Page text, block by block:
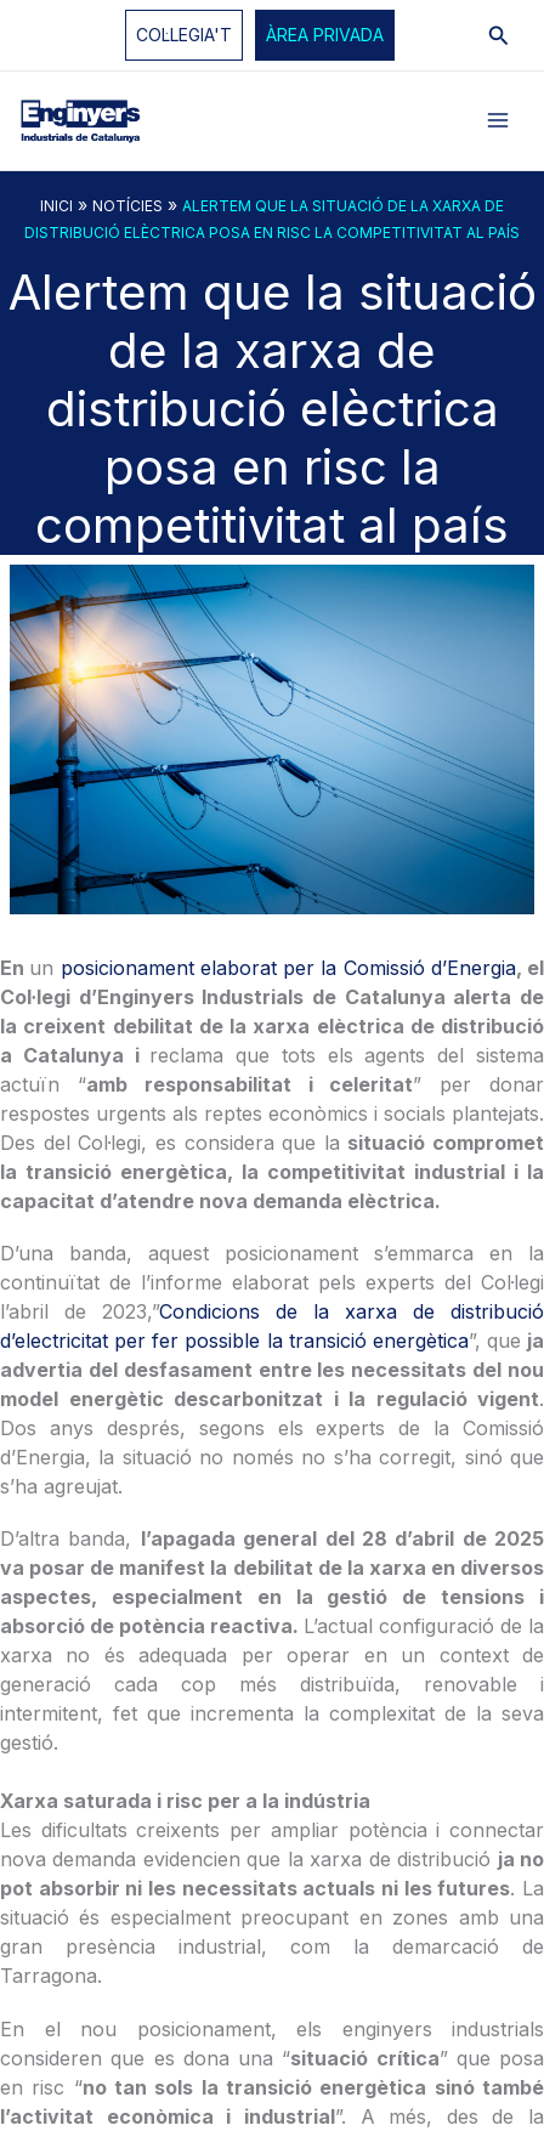
COL·LEGIA'T ÀREA PRIVADA
INICI » NOTÍCIES » ALERTEM QUE LA SITUACIÓ DE LA XARXA DE
DISTRIBUCIÓ ELÈCTRICA POSA EN RISC LA COMPETITIVITAT AL PAÍS
Alertem que la situació
de la xarxa de
distribució elèctrica
posa en risc la
competitivitat al país
En un posicionament elaborat per la Comissió d’Energia, el
Col·legi d’Enginyers Industrials de Catalunya alerta de
la creixent debilitat de la xarxa elèctrica de distribució
a Catalunya i reclama que tots els agents del sistema
actuïn “amb responsabilitat i celeritat” per donar
respostes urgents als reptes econòmics i socials plantejats.
Des del Col·legi, es considera que la situació compromet
la transició energètica, la competitivitat industrial i la
capacitat d’atendre nova demanda elèctrica.
D’una banda, aquest posicionament s’emmarca en la
continuïtat de l’informe elaborat pels experts del Col·legi
l’abril de 2023,”Condicions de la xarxa de distribució
d’electricitat per fer possible la transició energètica”, que ja
advertia del desfasament entre les necessitats del nou
model energètic descarbonitzat i la regulació vigent.
Dos anys després, segons els experts de la Comissió
d’Energia, la situació no només no s’ha corregit, sinó que
s’ha agreujat.
D’altra banda, l’apagada general del 28 d’abril de 2025
va posar de manifest la debilitat de la xarxa en diversos
aspectes, especialment en la gestió de tensions i
absorció de potència reactiva. L’actual configuració de la
xarxa no és adequada per operar en un context de
generació cada cop més distribuïda, renovable i
intermitent, fet que incrementa la complexitat de la seva
gestió.
Xarxa saturada i risc per a la indústria
Les dificultats creixents per ampliar potència i connectar
nova demanda evidencien que la xarxa de distribució ja no
pot absorbir ni les necessitats actuals ni les futures. La
situació és especialment preocupant en zones amb una
gran presència industrial, com la demarcació de
Tarragona.
En el nou posicionament, els enginyers industrials
consideren que es dona una “situació crítica” que posa
en risc “no tan sols la transició energètica sinó també
l’activitat econòmica i industrial”. A més, des de la